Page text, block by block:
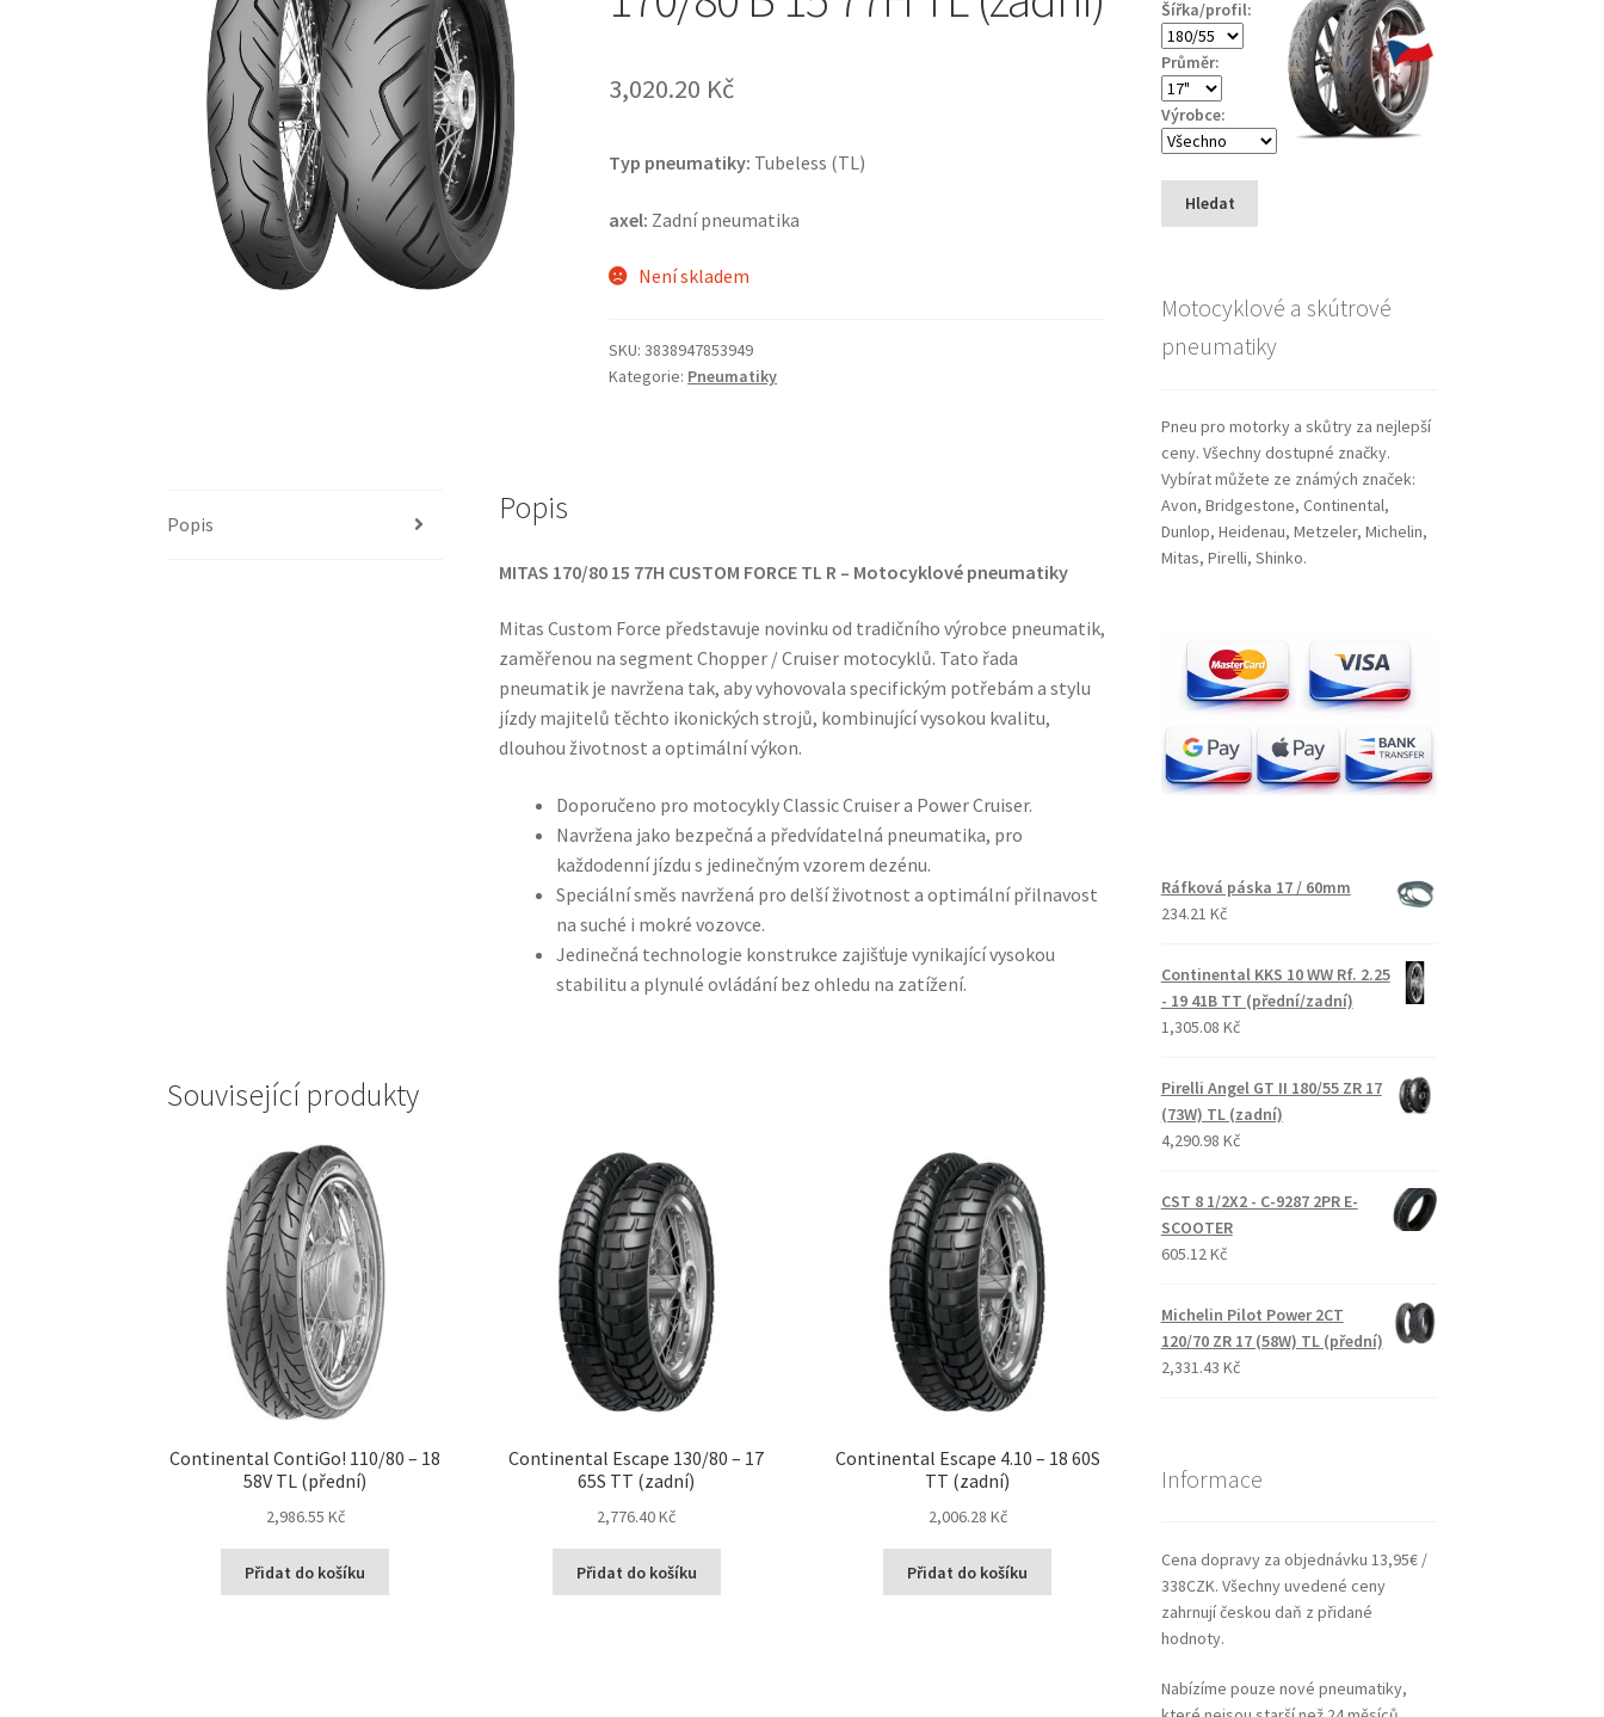
3,020.20 Kč
Typ pneumatiky: Tubeless (TL)
axel: Zadní pneumatika
Není skladem
SKU:3838947853949
Kategorie: Pneumatiky
Popis Popis
MITAS 170/80 15 77H CUSTOM FORCE TL R – Motocyklové pneumatiky
Mitas Custom Force představuje novinku od tradičního výrobce pneumatik,
zaměřenou na segment Chopper / Cruiser motocyklů. Tato řada
pneumatik je navržena tak, aby vyhovovala specifickým potřebám a stylu
jízdy majitelů těchto ikonických strojů, kombinující vysokou kvalitu,
dlouhou životnost a optimální výkon.
Doporučeno pro motocykly Classic Cruiser a Power Cruiser.
Navržena jako bezpečná a předvídatelná pneumatika, pro
každodenní jízdu s jedinečným vzorem dezénu.
Speciální směs navržená pro delší životnost a optimální přilnavost
na suché i mokré vozovce.
Jedinečná technologie konstrukce zajišťuje vynikající vysokou
stabilitu a plynulé ovládání bez ohledu na zatížení.
Související produkty
Continental ContiGo! 110/80 – 18
58V TL (přední)
2,986.55 Kč
Přidat do košíku
Continental Escape 130/80 – 17
65S TT (zadní)
2,776.40 Kč
Přidat do košíku
Continental Escape 4.10 – 18 60S
TT (zadní)
2,006.28 Kč
Přidat do košíku
Šířka/profil:
Průměr:
Výrobce:
Hledat
Motocyklové a skútrové
pneumatiky
Pneu pro motorky a skůtry za nejlepší
ceny. Všechny dostupné značky.
Vybírat můžete ze známých značek:
Avon, Bridgestone, Continental,
Dunlop, Heidenau, Metzeler, Michelin,
Mitas, Pirelli, Shinko.
Ráfková páska 17 / 60mm
234.21 Kč
Continental KKS 10 WW Rf. 2.25
- 19 41B TT (přední/zadní)
1,305.08 Kč
Pirelli Angel GT II 180/55 ZR 17
(73W) TL (zadní)
4,290.98 Kč
CST 8 1/2X2 - C-9287 2PR E-
SCOOTER
605.12 Kč
Michelin Pilot Power 2CT
120/70 ZR 17 (58W) TL (přední)
2,331.43 Kč
Informace
Cena dopravy za objednávku 13,95€ /
338CZK. Všechny uvedené ceny
zahrnují českou daň z přidané
hodnoty.
Nabízíme pouze nové pneumatiky,